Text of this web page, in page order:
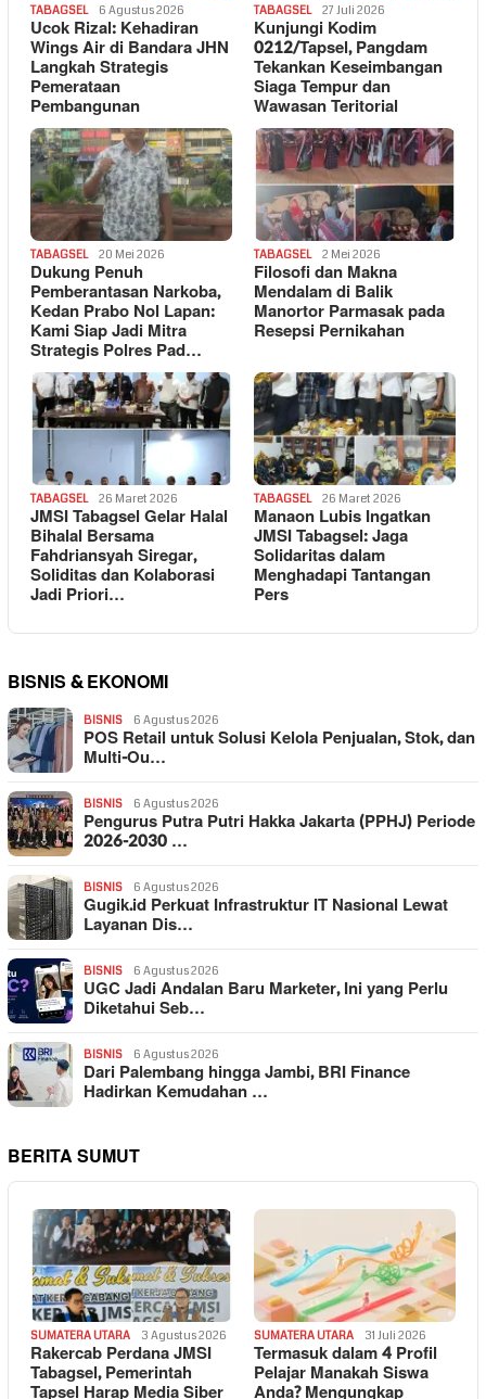
TABAGSEL 6 Agustus 2026
Ucok Rizal: Kehadiran
Wings Air di Bandara JHN
Langkah Strategis
Pemerataan
Pembangunan
TABAGSEL 27 Juli 2026
Kunjungi Kodim
0212/Tapsel, Pangdam
Tekankan Keseimbangan
Siaga Tempur dan
Wawasan Teritorial
TABAGSEL 20 Mei 2026
Dukung Penuh
Pemberantasan Narkoba,
Kedan Prabo Nol Lapan:
Kami Siap Jadi Mitra
Strategis Polres Pad…
TABAGSEL 2 Mei 2026
Filosofi dan Makna
Mendalam di Balik
Manortor Parmasak pada
Resepsi Pernikahan
TABAGSEL 26 Maret 2026
JMSI Tabagsel Gelar Halal
Bihalal Bersama
Fahdriansyah Siregar,
Soliditas dan Kolaborasi
Jadi Priori…
TABAGSEL 26 Maret 2026
Manaon Lubis Ingatkan
JMSI Tabagsel: Jaga
Solidaritas dalam
Menghadapi Tantangan
Pers
BISNIS & EKONOMI
BISNIS 6 Agustus 2026
POS Retail untuk Solusi Kelola Penjualan, Stok, dan
Multi-Ou…
BISNIS 6 Agustus 2026
Pengurus Putra Putri Hakka Jakarta (PPHJ) Periode
2026-2030 …
BISNIS 6 Agustus 2026
Gugik.id Perkuat Infrastruktur IT Nasional Lewat
Layanan Dis…
BISNIS 6 Agustus 2026
UGC Jadi Andalan Baru Marketer, Ini yang Perlu
Diketahui Seb…
BISNIS 6 Agustus 2026
Dari Palembang hingga Jambi, BRI Finance
Hadirkan Kemudahan …
BERITA SUMUT
SUMATERA UTARA 3 Agustus 2026
Rakercab Perdana JMSI
Tabagsel, Pemerintah
Tapsel Harap Media Siber
SUMATERA UTARA 31 Juli 2026
Termasuk dalam 4 Profil
Pelajar Manakah Siswa
Anda? Mengungkap